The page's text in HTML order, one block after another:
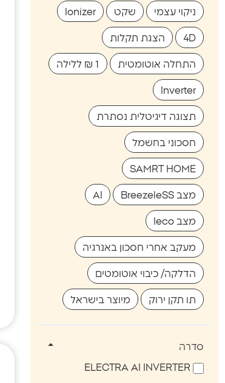
ניקוי עצמי שקט Ionizer
4D הצגת תקלות
התחלה אוטומטית 1 ₪ ללילה
Inverter
תצוגה דיגיטלית נסתרת
חסכוני בחשמל
SAMRT HOME
מצב BreezeleSS AI
מצב Ieco
מעקב אחרי חסכון באנרגיה
הדלקה/ כיבוי אוטומטים
תו תקן ירוק מיוצר בישראל
סדרה
ELECTRA AI INVERTER